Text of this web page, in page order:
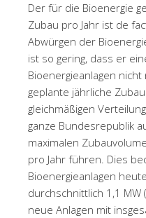
Der für die Bioenergie
Zubau pro Jahr ist de
Abwürgen der
ist so gering, dass er
Bioenergieanlagen
geplante jährliche
gleichmäßigen
ganze Bundesrepublik
maximalen
pro Jahr führen. Dies
Bioenergieanlagen
durchschnittlich 1,1
neue Anlagen mit